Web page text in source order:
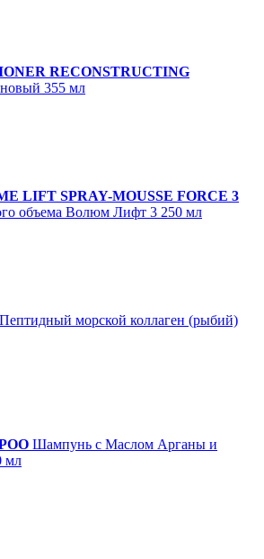
RECONSTRUCTING
355 мл
LIFT SPRAY-MOUSSE FORCE 3
объема Волюм Лифт 3 250 мл
Пептидный морской коллаген (рыбий)
Шампунь с Маслом Арганы и
мл